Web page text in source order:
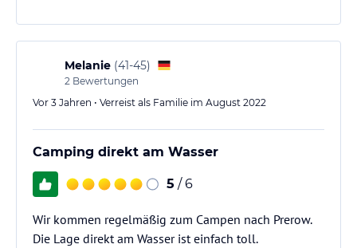
Melanie (41-45)
2 Bewertungen
Vor 3 Jahren • Verreist als Familie im August 2022
Camping direkt am Wasser
5 / 6
Wir kommen regelmäßig zum Campen nach Prerow.
Die Lage direkt am Wasser ist einfach toll.